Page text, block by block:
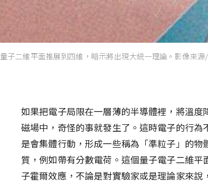
量子二維平面推展到四維，暗示將出現大統一理論。影像來源/
如果把電子局限在一層薄的半導體裡，將溫度
磁場中，奇怪的事就發生了。這時電子的行為
是會集體行動，形成一些稱為「準粒子」的物
質，例如帶有分數電荷。這個量子電子二維平
子霍爾效應，不論是對實驗家或是理論家來